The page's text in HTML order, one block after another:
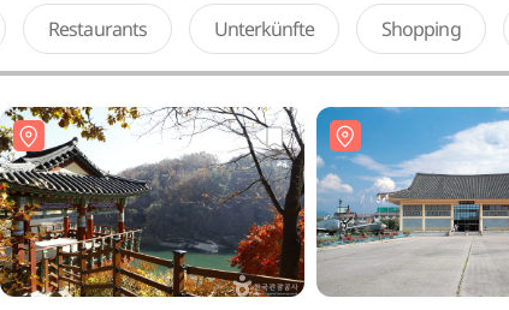
Restaurants Unterkünfte Shopping